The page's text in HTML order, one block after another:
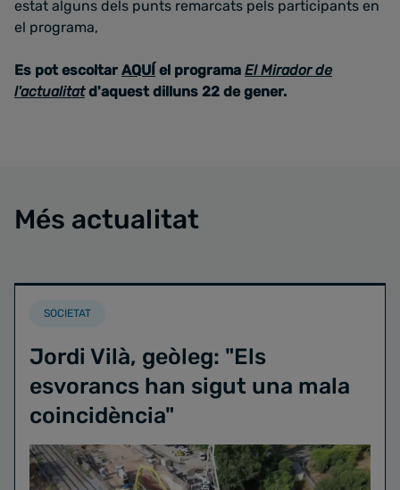
estat alguns dels punts remarcats pels participants en
el programa,
Es pot escoltar AQUÍ el programa El Mirador de
l'actualitatd'aquest dilluns 22 de gener.
Més actualitat
SOCIETAT
Jordi Vilà, geòleg: "Els
esvorancs han sigut una mala
coincidència"